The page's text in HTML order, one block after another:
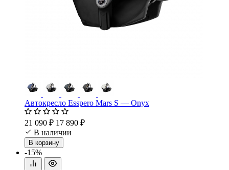
Автокресло Esspero Mars S — Onyx
21 090 ₽ 17 890 ₽
В наличии
В корзину
-15%